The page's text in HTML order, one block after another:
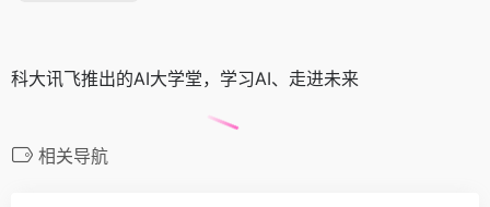
科大讯飞推出的AI大学堂，学习AI、走进未来
相关导航